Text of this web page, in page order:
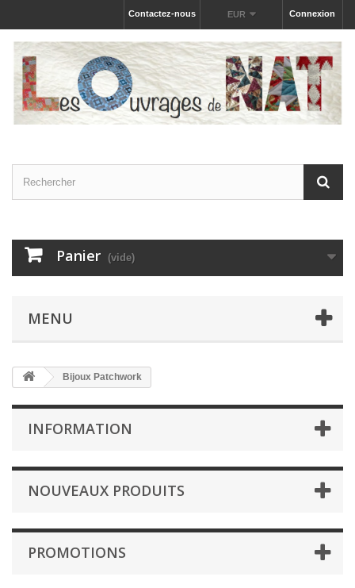
Connexion
EUR
Contactez-nous
Panier (vide)
MENU
Bijoux Patchwork
INFORMATION
NOUVEAUX PRODUITS
PROMOTIONS